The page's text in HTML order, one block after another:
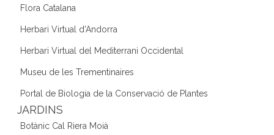
Flora Catalana
Herbari Virtual d'Andorra
Herbari Virtual del Mediterrani Occidental
Museu de les Trementinaires
Portal de Biologia de la Conservació de Plantes
JARDINS
Botànic Cal Riera Moià